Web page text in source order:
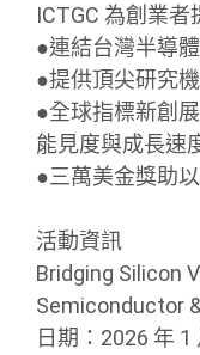
ICTGC 為創業者
●連結台灣半導
●提供頂尖研究
●全球指標新創
能見度與成長速
●三萬美金獎助
活動資訊
Bridging Silicon
Semiconductor
日期：2026 年 1